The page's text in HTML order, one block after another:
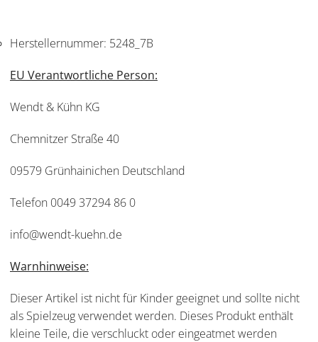
Herstellernummer: 5248_7B
EU Verantwortliche Person:
Wendt & Kühn KG
Chemnitzer Straße 40
09579 Grünhainichen Deutschland
Telefon 0049 37294 86 0
info@wendt-kuehn.de
Warnhinweise:
Dieser Artikel ist nicht für Kinder geeignet und sollte nicht
als Spielzeug verwendet werden. Dieses Produkt enthält
kleine Teile, die verschluckt oder eingeatmet werden